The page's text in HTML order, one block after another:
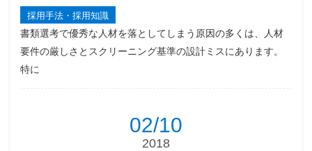
採用手法・採用知識
書類選考で優秀な人材を落としてしまう原因の多くは、人材
要件の厳しさとスクリーニング基準の設計ミスにあります。
特に
02/10
2018